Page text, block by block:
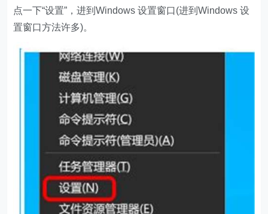
点一下“设置”，进到Windows 设置窗口(进到Windows 设
置窗口方法许多)。